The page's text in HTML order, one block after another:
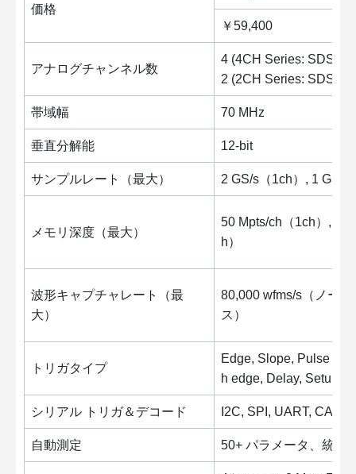
価格
￥59,400
アナログチャンネル数
4 (4CH Series:
2 (2CH Series:
帯域幅 70 MHz
垂直分解能 12-bit
サンプルレート（最大） 2 GS/s（1ch）, 1 GS/s
メモリ深度（最大）
50 Mpts/ch（1ch）, 25
h）
波形キャプチャレート（最
大）
80,000 wfms/s（ノー
ス）
トリガタイプ
Edge, Slope, Pulse
h edge, Delay, Setup/
シリアル トリガ＆デコード I2C, SPI, UART, CAN,
自動測定 50+ パラメータ、統計